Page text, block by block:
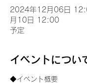
2024年12月06日
月10日 12:00
予定
イベントについ
◆イベント概要